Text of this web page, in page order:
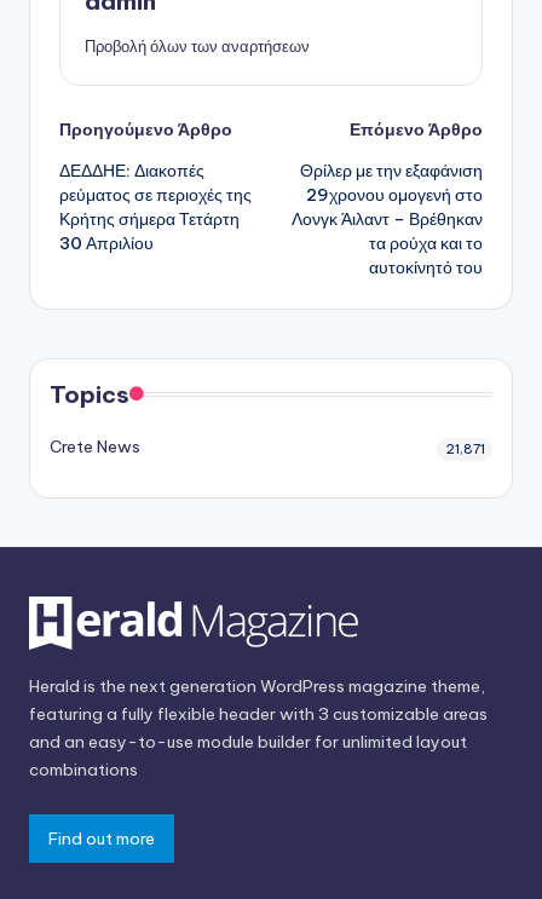
Προβολή όλων των αναρτήσεων
Πλοήγηση
δημοσιεύσεων
Προηγούμενο Άρθρο
ΔΕΔΔΗΕ: Διακοπές
ρεύματος σε περιοχές της
Κρήτης σήμερα Τετάρτη
30 Απριλίου
Επόμενο Άρθρο
Θρίλερ με την εξαφάνιση
29χρονου ομογενή στο
Λονγκ Άιλαντ – Βρέθηκαν
τα ρούχα και το
αυτοκίνητό του
Topics
Crete News 21,871
Herald is the next generation WordPress magazine theme,
featuring a fully flexible header with 3 customizable areas
and an easy-to-use module builder for unlimited layout
combinations
Find out more